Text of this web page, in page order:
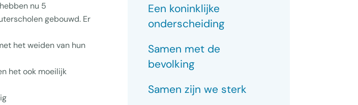
nu 5
gebouwd. Er
het weiden van hun
het ook moeilijk
Een koninklijke
onderscheiding
Samen met de
bevolking
Samen zijn we sterk